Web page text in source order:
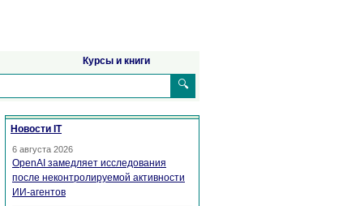
Курсы и книги
🔍
Новости IT
6 августа 2026
OpenAI замедляет исследования
после неконтролируемой активности
ИИ-агентов